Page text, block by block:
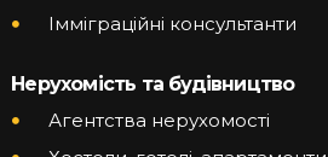
Імміграційні консультанти
Нерухомість та будівництво
Агентства нерухомості